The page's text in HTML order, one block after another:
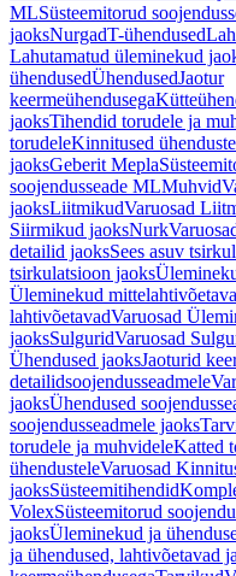
MLSüsteemitorud
jaoksNurgadT-ühendused
Lahutamatud üleminekud
ühendusedÜhendusedJaotur
keermeühendusega
jaoksTihendid torudele ja
torudeleKinnitused
jaoksGeberit Mepla
soojendusseade MLMuhvid
jaoksLiitmikudVaruosad
Siirmikud jaoksNurk
detailid jaoksSees asuv
tsirkulatsioon jaoks
Üleminekud
lahtivõetavadVaruosad
jaoksSulguridVaruosad
Ühendused jaoksJaoturid
detailidsoojendusseadmele
jaoksÜhendused
soojendusseadmele jaoks
torudele ja muhvideleKatted
ühendusteleVaruosad
jaoksSüsteemitihendid
VolexSüsteemitorud
jaoksÜleminekud ja
ja ühendused, lahtivõetavad